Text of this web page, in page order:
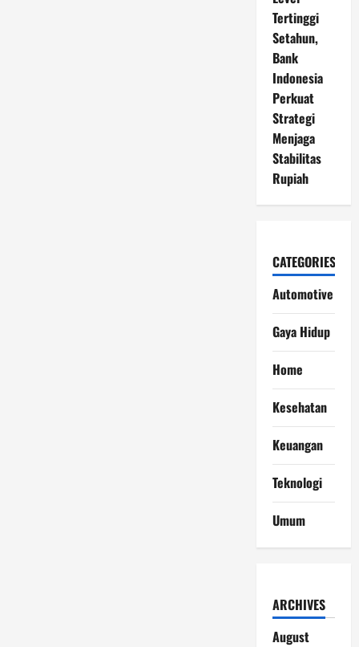
Tertinggi
Setahun,
Bank
Indonesia
Perkuat
Strategi
Menjaga
Stabilitas
Rupiah
CATEGORIES
Automotive
Gaya Hidup
Home
Kesehatan
Keuangan
Teknologi
Umum
ARCHIVES
August